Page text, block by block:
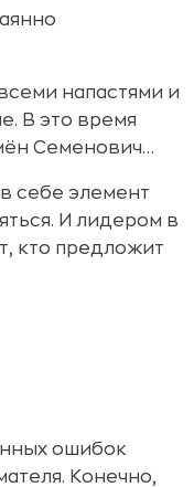
напастями и
В это время
Семенович…
себе элемент
И лидером в
кто предложит
ошибок
Конечно,